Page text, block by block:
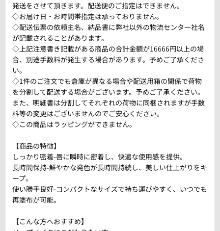
発送をさせて頂きます。配送便のご指定はできません。
◇お届け日・お時間帯指定は承っておりません。
◇配送伝票の依頼主名、納品書に弊社以外の物流センター社名
が記載されることがあります。
◇上記注意書き記載がある商品の合計金額が16666円以上の場
合、別途手数料が発生する場合があります。予めご了承くださ
い。
◇1件のご注文でも倉庫が異なる場合や配送用箱の関係で荷物
を分割して配送する場合がございます。予めご了承ください。
また、明細書は分割してそれぞれの荷物に同梱されますが手数
料等の変更はございませんのでご安心ください。
◇この商品はラッピングができません。
【商品の特徴】
しっかり密着-唇に瞬時に密着し、快適な使用感を提供。
長時間保持-鮮やかな発色が長時間持続し、美しい仕上がりをキ
ープ。
使い勝手良好-コンパクトなサイズで持ち運びやすく、いつでも
再塗布が可能。
【こんな方へおすすめ】